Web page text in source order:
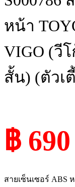
หน้า
VIGO (วีโ
สั้น) (ตัวเ
฿ 690
สายเซ็นเซอร์ ABS